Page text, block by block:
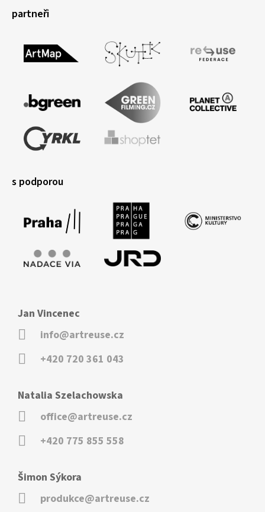
partneři
s podporou
Jan Vincenec
info@artreuse.cz
+420 720 361 043
Natalia Szelachowska
office@artreuse.cz
+420 775 855 558
Šimon Sýkora
produkce@artreuse.cz